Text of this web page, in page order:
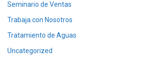
Seminario de Ventas
Trabaja con Nosotros
Tratamiento de Aguas
Uncategorized